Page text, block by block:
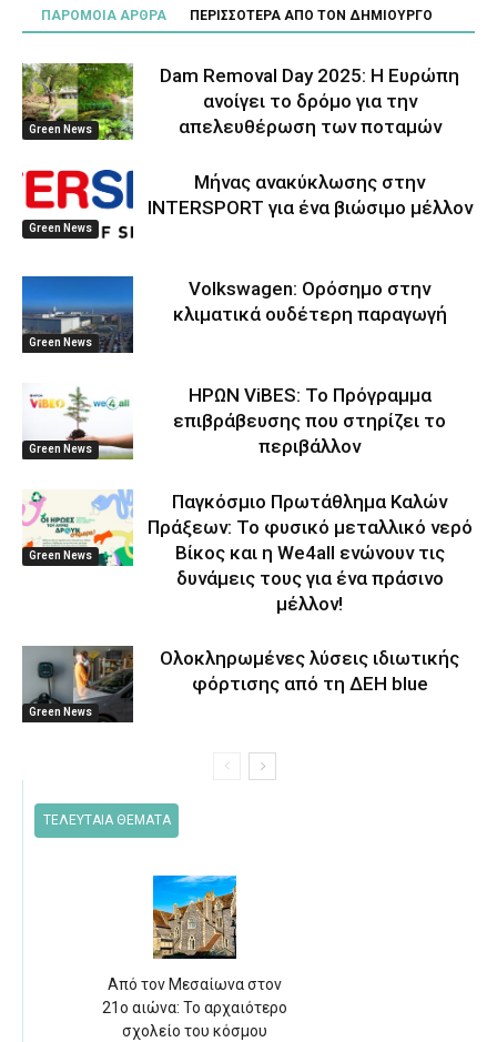
ΠΑΡΟΜΟΙΑ ΑΡΘΡΑ ΠΕΡΙΣΣΟΤΕΡΑ ΑΠΟ ΤΟΝ ΔΗΜΙΟΥΡΓΟ
Green News
Dam Removal Day 2025: Η Ευρώπη
ανοίγει το δρόμο για την
απελευθέρωση των ποταμών
Green News
Μήνας ανακύκλωσης στην
INTERSPORT για ένα βιώσιμο μέλλον
Green News
Volkswagen: Ορόσημο στην
κλιματικά ουδέτερη παραγωγή
Green News
ΗΡΩΝ ViBES: Το Πρόγραμμα
επιβράβευσης που στηρίζει το
περιβάλλον
Green News
Παγκόσμιο Πρωτάθλημα Καλών
Πράξεων: Το φυσικό μεταλλικό νερό
Βίκος και η We4all ενώνουν τις
δυνάμεις τους για ένα πράσινο
μέλλον!
Green News
Ολοκληρωμένες λύσεις ιδιωτικής
φόρτισης από τη ΔΕΗ blue
ΤΕΛΕΥΤΑΙΑ ΘΕΜΑΤΑ
Από τον Μεσαίωνα στον
21ο αιώνα: Το αρχαιότερο
σχολείο του κόσμου